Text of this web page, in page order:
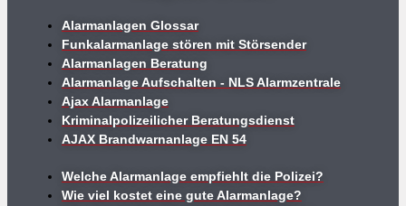
Alarmanlagen Glossar
Funkalarmanlage stören mit Störsender
Alarmanlagen Beratung
Alarmanlage Aufschalten - NLS Alarmzentrale
Ajax Alarmanlage
Kriminalpolizeilicher Beratungsdienst
AJAX Brandwarnanlage EN 54
Welche Alarmanlage empfiehlt die Polizei?
Wie viel kostet eine gute Alarmanlage?